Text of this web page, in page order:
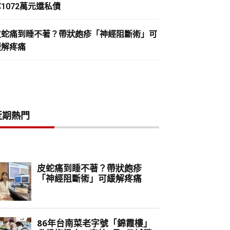
萬元還私債
痛到睡不著？帶狀皰疹「神經阻斷術」可
疼痛
熱門